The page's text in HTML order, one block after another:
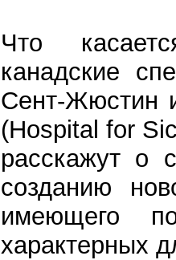
Что
канадские
Сент-Жюстин
(Hospital for
расскажут о
созданию
имеющего
характерных